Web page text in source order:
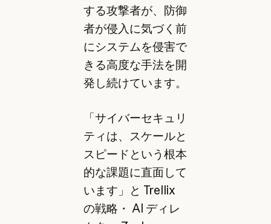
する攻撃者が、防御
者が侵入に気づく前
にシステムを侵害で
きる高度な手法を開
発し続けています。
「サイバーセキュリ
ティは、スケールと
スピードという根本
的な課題に直面して
います」と Trellix
の戦略・ AI ディレ